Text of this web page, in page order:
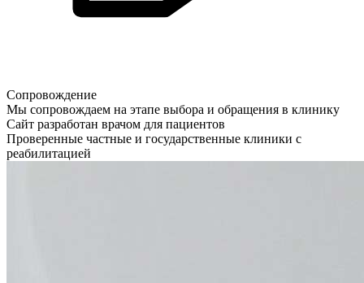
Сопровождение
Мы сопровождаем на этапе выбора и обращения в клинику
Сайт разработан врачом для пациентов
Проверенные частные и государственные клиники с
реабилитацией